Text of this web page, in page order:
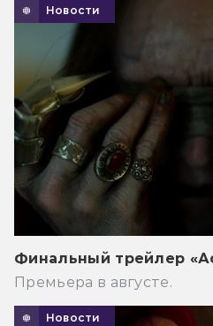
Новости
Финальный трейлер
Премьера в августе.
Новости